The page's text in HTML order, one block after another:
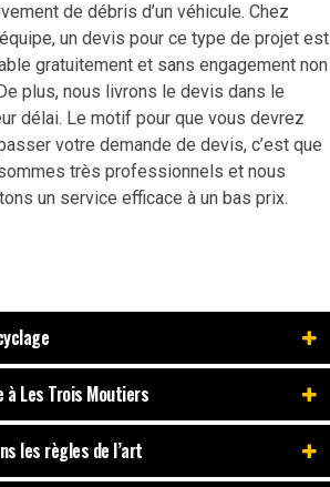
de débris d’un véhicule. Chez
un devis pour ce type de projet est
gratuitement et sans engagement non
plus, nous livrons le devis dans le
délai. Le motif pour que vous devrez
votre demande de devis, c’est que
très professionnels et nous
un service efficace à un bas prix.
à Les Trois Moutiers
les règles de l’art